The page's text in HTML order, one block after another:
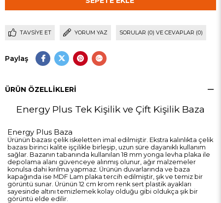
TAVSIYE ET YORUM YAZ SORULAR (0) VE CEVAPLAR (0)
Paylaş
ÜRÜN ÖZELLIKLERI
Energy Plus Tek Kişilik ve Çift Kişilik Baza
Energy Plus Baza
Ürünün bazası çelik iskeletten imal edilmiştir. Ekstra kalınlıkta çelik
bazası birinci kalite işçilikle birleşip, uzun süre dayanıklı kullanım
sağlar. Bazanın tabanında kullanılan 18 mm yonga levha plaka ile
depolama alanı güvenceye alınmış olunur, ağır malzemeler
konulsa dahi kırılma yapmaz. Ürünün duvarlarında ve baza
kapağında ise MDF Lam plaka tercih edilmiştir, şık ve temiz bir
görüntü sunar. Ürünün 12 cm krom renk sert plastik ayakları
sayesinde altını temizlemek kolay olduğu gibi oldukça şık bir
görüntü elde edilir.